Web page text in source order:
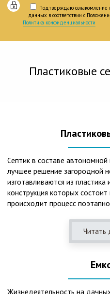
Подтверждаю ознакомление
данных в соответствии с
Политика конфиденциальности
Пластиковые
Септик в составе
лучшее решение загородной
изготавливаются из пластика
конструкция которых состоит
происходит процесс
длительный срок службы, так
2. Обладают высокой
состоянии. 3. Могут
России при любых низких
герметичны, что дает
Читать
Жизнедеятельность на